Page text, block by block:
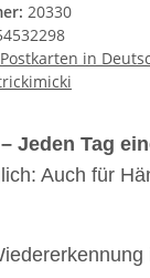
20330
in
Jeden Tag
Auch für